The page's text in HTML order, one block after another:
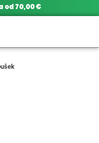
od 70,00 €